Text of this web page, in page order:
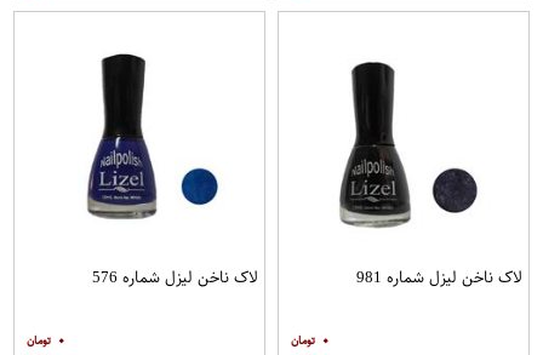
لاک ناخن لیزل شماره 981
۰
لاک ناخن لیزل شماره 576
۰